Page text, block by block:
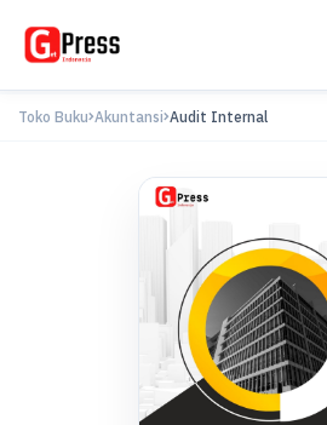
Toko Buku Akuntansi Audit Internal